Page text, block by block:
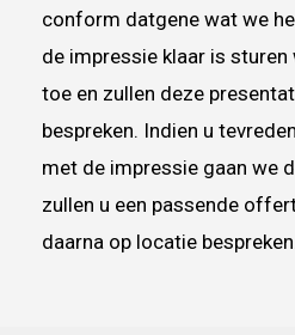
conform datgene wat we
de impressie klaar is
toe en zullen deze
bespreken. Indien u
met de impressie gaan we
zullen u een passende
daarna op locatie